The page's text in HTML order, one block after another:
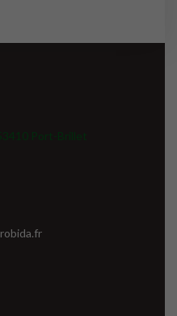
Port-Brillet
S’ouvre